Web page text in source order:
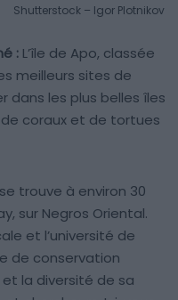
Shutterstock – Igor Plotnikov
: L’île de Apo, classée
meilleurs sites de
dans les plus belles îles
coraux et de tortues
trouve à environ 30
sur Negros Oriental.
et l’université de
de conservation
la diversité de sa